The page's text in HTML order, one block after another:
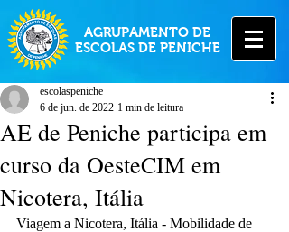
AGRUPAMENTO DE
ESCOLAS DE PENICHE
AE de Peniche participa em
curso da OesteCIM em
Nicotera, Itália
escolaspeniche
6 de jun. de 2022 1 min de leitura
Viagem a Nicotera, Itália - Mobilidade de